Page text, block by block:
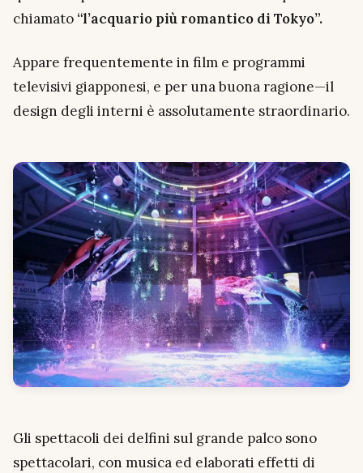
chiamato “l’acquario più romantico di Tokyo”.
Appare frequentemente in film e programmi
televisivi giapponesi, e per una buona ragione—il
design degli interni è assolutamente straordinario.
Gli spettacoli dei delfini sul grande palco sono
spettacolari, con musica ed elaborati effetti di